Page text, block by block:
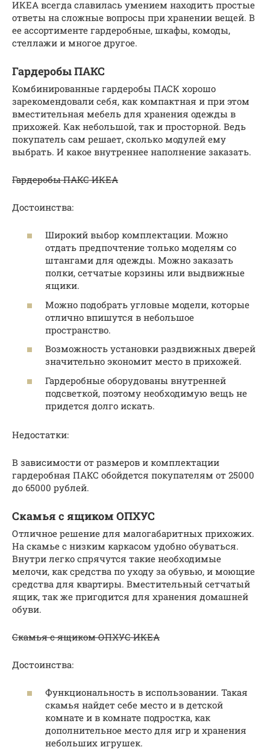
ИКЕА всегда славилась умением находить простые
ответы на сложные вопросы при хранении вещей. В
ее ассортименте гардеробные, шкафы, комоды,
стеллажи и многое другое.
Гардеробы ПАКС
Комбинированные гардеробы ПАСК хорошо
зарекомендовали себя, как компактная и при этом
вместительная мебель для хранения одежды в
прихожей. Как небольшой, так и просторной. Ведь
покупатель сам решает, сколько модулей ему
выбрать. И какое внутреннее наполнение заказать.
Гардеробы ПАКС ИКЕА
Достоинства:
Широкий выбор комплектации. Можно
отдать предпочтение только моделям со
штангами для одежды. Можно заказать
полки, сетчатые корзины или выдвижные
ящики.
Можно подобрать угловые модели, которые
отлично впишутся в небольшое
пространство.
Возможность установки раздвижных дверей
значительно экономит место в прихожей.
Гардеробные оборудованы внутренней
подсветкой, поэтому необходимую вещь не
придется долго искать.
Недостатки:
В зависимости от размеров и комплектации
гардеробная ПАКС обойдется покупателям от 25000
до 65000 рублей.
Скамья с ящиком ОПХУС
Отличное решение для малогабаритных прихожих.
На скамье с низким каркасом удобно обуваться.
Внутри легко спрячутся такие необходимые
мелочи, как средства по уходу за обувью, и моющие
средства для квартиры. Вместительный сетчатый
ящик, так же пригодится для хранения домашней
обуви.
Скамья с ящиком ОПХУС ИКЕА
Достоинства:
Функциональность в использовании. Такая
скамья найдет себе место и в детской
комнате и в комнате подростка, как
дополнительное место для игр и хранения
небольших игрушек.